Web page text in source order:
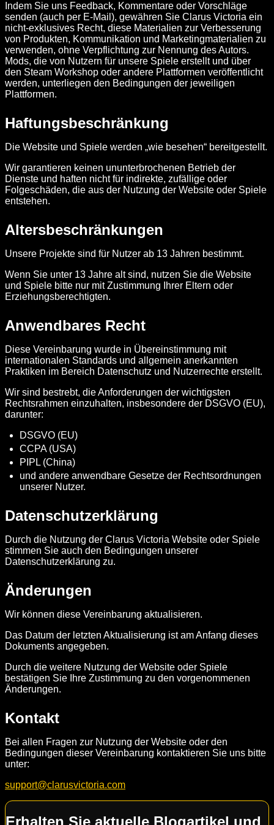
Indem Sie uns Feedback, Kommentare oder Vorschläge
senden (auch per E-Mail), gewähren Sie Clarus Victoria ein
nicht-exklusives Recht, diese Materialien zur Verbesserung
von Produkten, Kommunikation und Marketingmaterialien zu
verwenden, ohne Verpflichtung zur Nennung des Autors.
Mods, die von Nutzern für unsere Spiele erstellt und über
den Steam Workshop oder andere Plattformen veröffentlicht
werden, unterliegen den Bedingungen der jeweiligen
Plattformen.
Haftungsbeschränkung
Die Website und Spiele werden „wie besehen“ bereitgestellt.
Wir garantieren keinen ununterbrochenen Betrieb der
Dienste und haften nicht für indirekte, zufällige oder
Folgeschäden, die aus der Nutzung der Website oder Spiele
entstehen.
Altersbeschränkungen
Unsere Projekte sind für Nutzer ab 13 Jahren bestimmt.
Wenn Sie unter 13 Jahre alt sind, nutzen Sie die Website
und Spiele bitte nur mit Zustimmung Ihrer Eltern oder
Erziehungsberechtigten.
Anwendbares Recht
Diese Vereinbarung wurde in Übereinstimmung mit
internationalen Standards und allgemein anerkannten
Praktiken im Bereich Datenschutz und Nutzerrechte erstellt.
Wir sind bestrebt, die Anforderungen der wichtigsten
Rechtsrahmen einzuhalten, insbesondere der DSGVO (EU),
darunter:
DSGVO (EU)
CCPA (USA)
PIPL (China)
und andere anwendbare Gesetze der Rechtsordnungen
unserer Nutzer.
Datenschutzerklärung
Durch die Nutzung der Clarus Victoria Website oder Spiele
stimmen Sie auch den Bedingungen unserer
Datenschutzerklärung zu.
Änderungen
Wir können diese Vereinbarung aktualisieren.
Das Datum der letzten Aktualisierung ist am Anfang dieses
Dokuments angegeben.
Durch die weitere Nutzung der Website oder Spiele
bestätigen Sie Ihre Zustimmung zu den vorgenommenen
Änderungen.
Kontakt
Bei allen Fragen zur Nutzung der Website oder den
Bedingungen dieser Vereinbarung kontaktieren Sie uns bitte
unter:
support@clarusvictoria.com
Erhalten Sie aktuelle Blogartikel und